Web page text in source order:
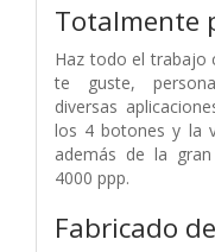
Totalmente
Haz todo el trabajo
te guste,
diversas
los 4 botones y la
además de la
4000 ppp.
Fabricado